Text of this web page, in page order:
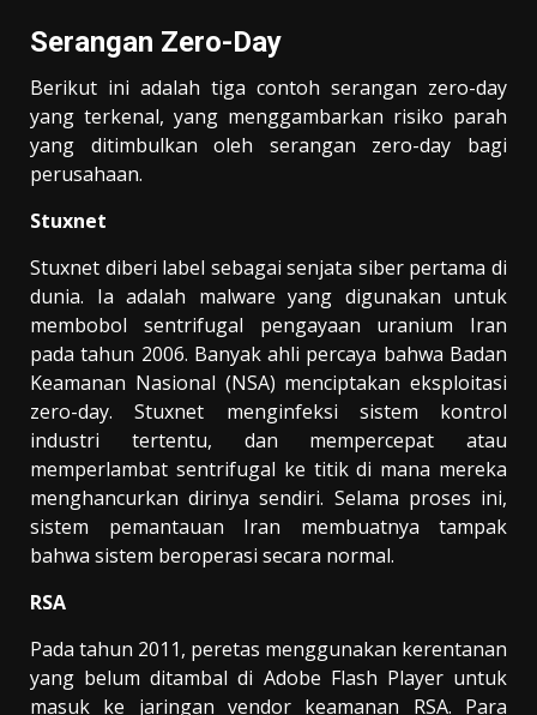
Serangan Zero-Day
Berikut ini adalah tiga contoh serangan zero-day
yang terkenal, yang menggambarkan risiko parah
yang ditimbulkan oleh serangan zero-day bagi
perusahaan.
Stuxnet
Stuxnet diberi label sebagai senjata siber pertama di
dunia. Ia adalah malware yang digunakan untuk
membobol sentrifugal pengayaan uranium Iran
pada tahun 2006. Banyak ahli percaya bahwa Badan
Keamanan Nasional (NSA) menciptakan eksploitasi
zero-day. Stuxnet menginfeksi sistem kontrol
industri tertentu, dan mempercepat atau
memperlambat sentrifugal ke titik di mana mereka
menghancurkan dirinya sendiri. Selama proses ini,
sistem pemantauan Iran membuatnya tampak
bahwa sistem beroperasi secara normal.
RSA
Pada tahun 2011, peretas menggunakan kerentanan
yang belum ditambal di Adobe Flash Player untuk
masuk ke jaringan vendor keamanan RSA. Para